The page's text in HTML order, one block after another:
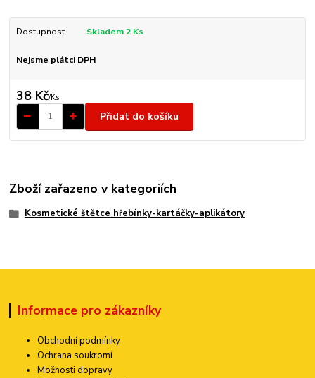
Dostupnost Skladem 2 Ks
Nejsme plátci DPH
38 Kč/Ks
Přidat do košíku
Zboží zařazeno v kategoriích
Kosmetické štětce hřebínky-kartáčky-aplikátory
Informace pro zákazníky
Obchodní podmínky
Ochrana soukromí
Možnosti dopravy